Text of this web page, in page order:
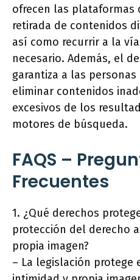
ofrecen las plataformas
retirada de contenidos
así como recurrir a la
necesario. Además, el
garantiza a las
eliminar contenidos
excesivos de los
motores de búsqueda.
FAQS –
Frecuentes
1. ¿Qué derechos
protección del derecho
propia imagen?
– La legislación protege